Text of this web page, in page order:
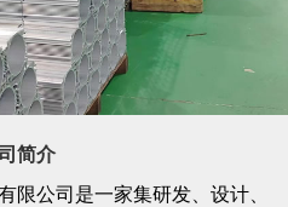
简介
限公司是一家集研发、设计、